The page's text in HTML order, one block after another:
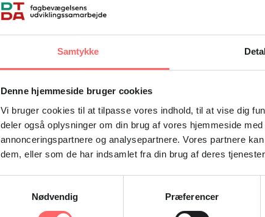
Samtykke
Denne hjemmeside bruger cookies
Vi bruger cookies til at tilpasse vores indhold, til at vise dig
deler også oplysninger om din brug af vores hjemmeside
annonceringspartnere og analysepartnere. Vores partnere
dem, eller som de har indsamlet fra din brug af deres
Nødvendig
Præferencer
er i sig selv meningsløst at opbevare 3-6 årige
offentligt proletariat, uden tilstrækkelige
faglige standarder i uddannelsessystemet? Og
– kommende generationer i Kenya, som skal
at nyde godt af en bedre start på skolelivet?